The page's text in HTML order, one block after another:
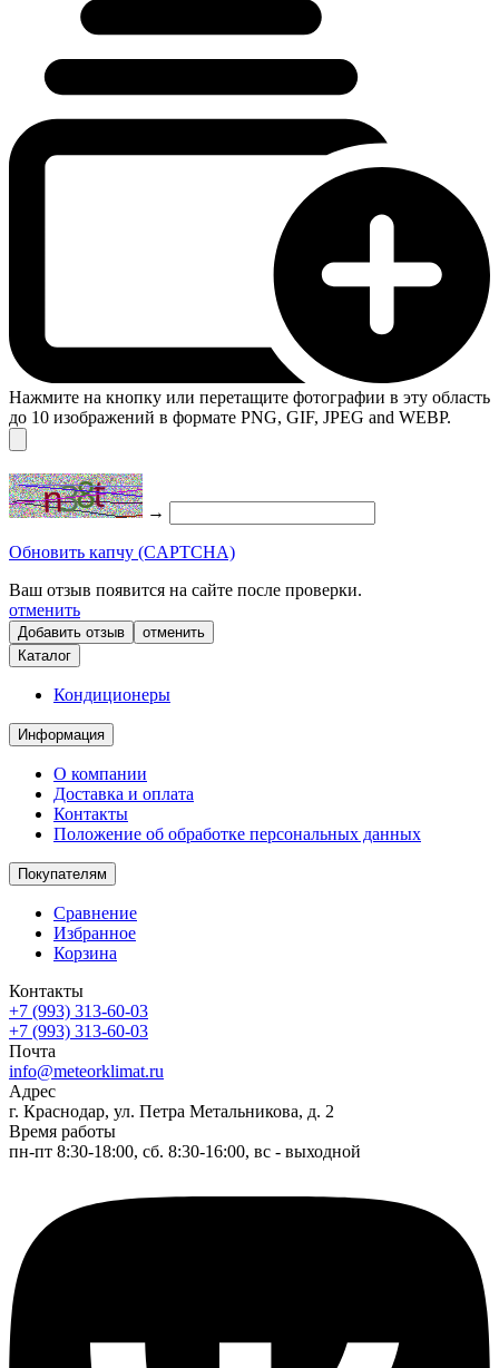
Нажмите на кнопку или перетащите фотографии в эту область
до 10 изображений в формате PNG, GIF, JPEG and WEBP.
→
Обновить капчу (CAPTCHA)
Ваш отзыв появится на сайте после проверки.
отменить
отменить
Каталог
Кондиционеры
Информация
О компании
Доставка и оплата
Контакты
Положение об обработке персональных данных
Покупателям
Сравнение
Избранное
Корзина
Контакты
+7 (993) 313-60-03
+7 (993) 313-60-03
Почта
info@meteorklimat.ru
Адрес
г. Краснодар, ул. Петра Метальникова, д. 2
Время работы
пн-пт 8:30-18:00, сб. 8:30-16:00, вс - выходной